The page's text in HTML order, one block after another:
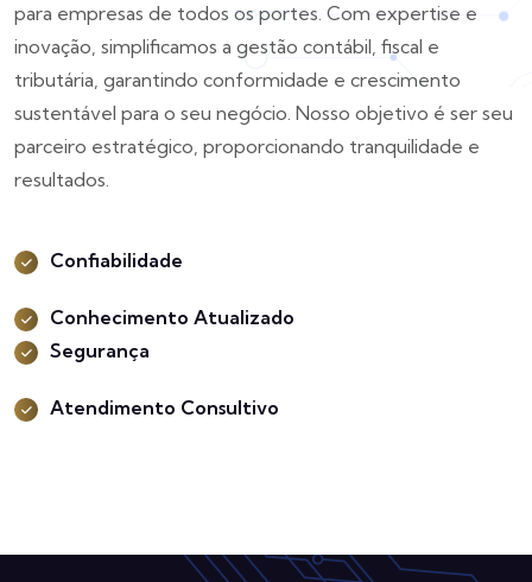
para empresas de todos os portes. Com expertise e
inovação, simplificamos a gestão contábil, fiscal e
tributária, garantindo conformidade e crescimento
sustentável para o seu negócio. Nosso objetivo é ser seu
parceiro estratégico, proporcionando tranquilidade e
resultados.
Confiabilidade
Conhecimento Atualizado
Segurança
Atendimento Consultivo